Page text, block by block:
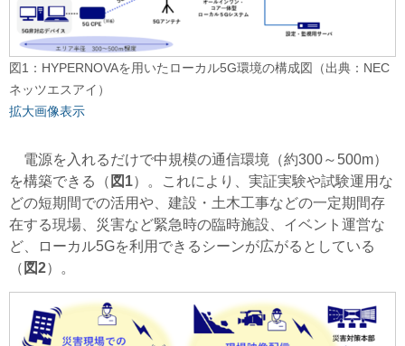
図1：HYPERNOVAを用いたローカル5G環境の構成図（出典：NEC
ネッツエスアイ）
拡大画像表示
電源を入れるだけで中規模の通信環境（約300～500m）
を構築できる（ 図1）。これにより、実証実験や試験運用な
どの短期間での活用や、建設・土木工事などの一定期間存
在する現場、災害など緊急時の臨時施設、イベント運営な
ど、ローカル5Gを利用できるシーンが広がるとしている
（ 図2）。